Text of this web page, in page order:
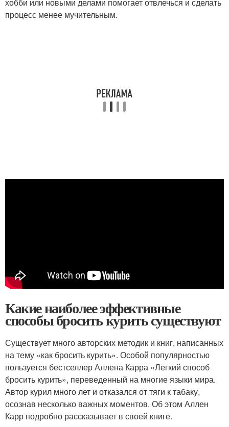
процесс менее мучительным.
Какие наиболее эффективные
способы бросить курить существуют
Существует много авторских методик и книг, написанных
на тему «как бросить курить». Особой популярностью
пользуется бестселлер Аллена Карра «Легкий способ
бросить курить», переведенный на многие языки мира.
Автор курил много лет и отказался от тяги к табаку,
осознав несколько важных моментов. Об этом Аллен
Карр подробно рассказывает в своей книге.